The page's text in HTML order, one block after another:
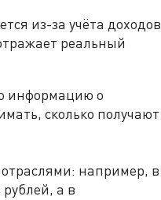
из-за учёта доходов
реальный
информацию о
сколько получают
например, в
рублей, а в